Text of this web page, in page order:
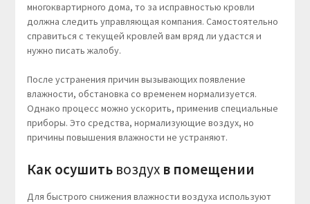
многоквартирного дома, то за исправностью кровли
должна следить управляющая компания. Самостоятельно
справиться с текущей кровлей вам вряд ли удастся и
нужно писать жалобу.
После устранения причин вызывающих появление
влажности, обстановка со временем нормализуется.
Однако процесс можно ускорить, применив специальные
приборы. Это средства, нормализующие воздух, но
причины повышения влажности не устраняют.
Как осушитьвоздухв помещении
Для быстрого снижения влажности воздуха используют